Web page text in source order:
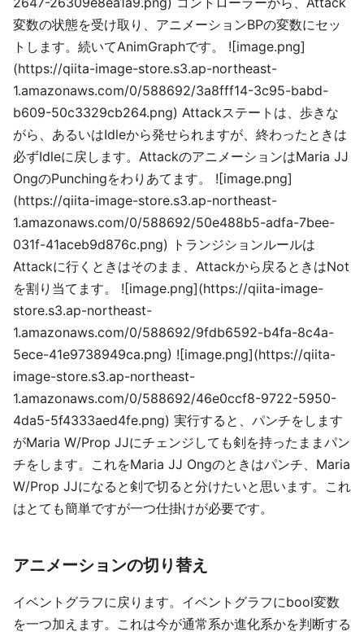
変数の状態を受け取り、アニメーションBPの変数にセッ
トします。続いてAnimGraphです。 ![image.png]
(https://qiita-image-store.s3.ap-northeast-
1.amazonaws.com/0/588692/3a8fff14-3c95-babd-
b609-50c3329cb264.png) Attackステートは、歩きな
がら、あるいはIdleから発せられますが、終わったときは
必ずIdleに戻します。AttackのアニメーションはMaria JJ
OngのPunchingをわりあてます。 ![image.png]
(https://qiita-image-store.s3.ap-northeast-
1.amazonaws.com/0/588692/50e488b5-adfa-7bee-
031f-41aceb9d876c.png) トランジションルールは
Attackに行くときはそのまま、Attackから戻るときはNot
を割り当てます。 ![image.png](https://qiita-image-
store.s3.ap-northeast-
1.amazonaws.com/0/588692/9fdb6592-b4fa-8c4a-
5ece-41e9738949ca.png) ![image.png](https://qiita-
image-store.s3.ap-northeast-
1.amazonaws.com/0/588692/46e0ccf8-9722-5950-
4da5-5f4333aed4fe.png) 実行すると、パンチをします
がMaria W/Prop JJにチェンジしても剣を持ったままパン
チをします。これをMaria JJ Ongのときはパンチ、Maria
W/Prop JJになると剣で切ると分けたいと思います。これ
はとても簡単ですが一つ仕掛けが必要です。
アニメーションの切り替え
イベントグラフに戻ります。イベントグラフにbool変数
を一つ加えます。これは今が通常系か進化系かを判断する